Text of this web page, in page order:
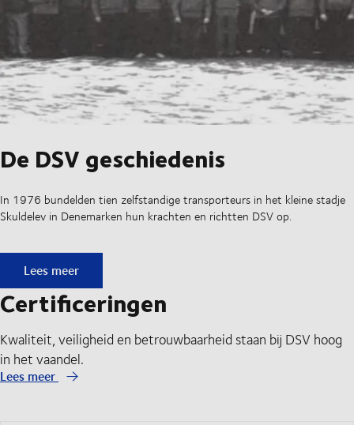
De DSV geschiedenis
In 1976 bundelden tien zelfstandige transporteurs in het kleine stadje
Skuldelev in Denemarken hun krachten en richtten DSV op.
De DSV geschiedenis
Lees meer
Certificeringen
Kwaliteit, veiligheid en betrouwbaarheid staan bij DSV hoog
in het vaandel.
Lees meer